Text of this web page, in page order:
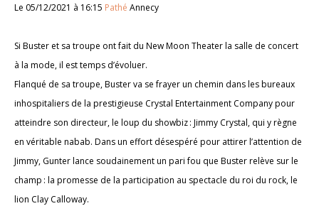
Le 05/12/2021 à 16:15 Pathé Annecy
Si Buster et sa troupe ont fait du New Moon Theater la salle de concert
à la mode, il est temps d’évoluer.
Flanqué de sa troupe, Buster va se frayer un chemin dans les bureaux
inhospitaliers de la prestigieuse Crystal Entertainment Company pour
atteindre son directeur, le loup du showbiz : Jimmy Crystal, qui y règne
en véritable nabab. Dans un effort désespéré pour attirer l’attention de
Jimmy, Gunter lance soudainement un pari fou que Buster relève sur le
champ : la promesse de la participation au spectacle du roi du rock, le
lion Clay Calloway.